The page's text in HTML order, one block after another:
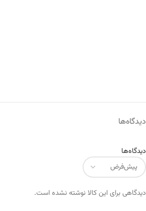
دیدگاه‌ها
دیدگاه‌ها
دیدگاهی برای این کالا نوشته نشده است.